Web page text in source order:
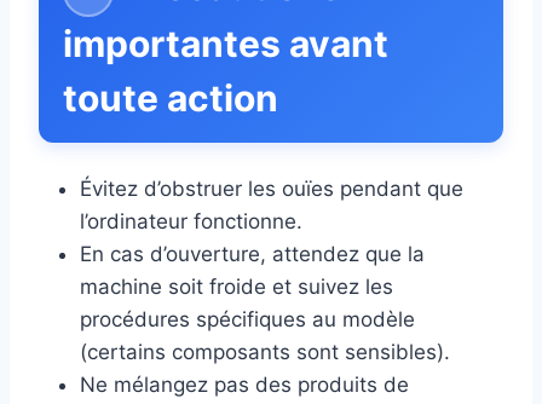
importantes avant
toute action
Évitez d’obstruer les ouïes pendant que
l’ordinateur fonctionne.
En cas d’ouverture, attendez que la
machine soit froide et suivez les
procédures spécifiques au modèle
(certains composants sont sensibles).
Ne mélangez pas des produits de